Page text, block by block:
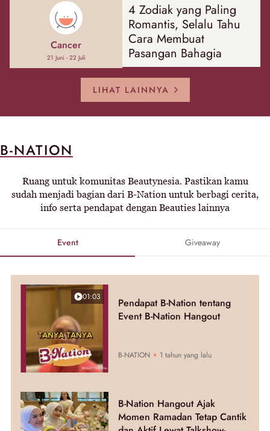
Cancer
21 Juni - 22 Juli
4 Zodiak yang Paling
Romantis, Selalu Tahu
Cara Membuat
Pasangan Bahagia
LIHAT LAINNYA
B-NATION
Ruang untuk komunitas Beautynesia. Pastikan kamu
sudah menjadi bagian dari B-Nation untuk berbagi cerita,
info serta pendapat dengan Beauties lainnya
Event Giveaway
01:03
Pendapat B-Nation tentang
Event B-Nation Hangout
B-NATION 1 tahun yang lalu
B-Nation Hangout Ajak
Momen Ramadan Tetap Cantik